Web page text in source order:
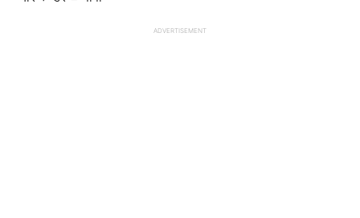
ADVERTISEMENT